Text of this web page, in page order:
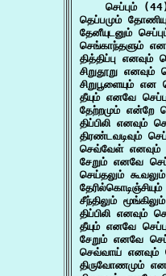
செப்பும்
தெப்பமும்
தேனீயுடனும்
செங்காந்தளும்
தித்திப்பு
சிறுதூறு
சிறுபூளையும்
தீயும் எனவே
தேற்றமும் என்றே
திப்பிலி எனவும்
திரண்டவடிவும்
செவ்வேள் எனவும்
சேறும் எனவே
செய்தலும்
சீந்திலும்
திப்பிலி எனவும்
தீயும் எனவே
சேறும் எனவே
செவ்வாய் எனவும்
திருவோணமும்